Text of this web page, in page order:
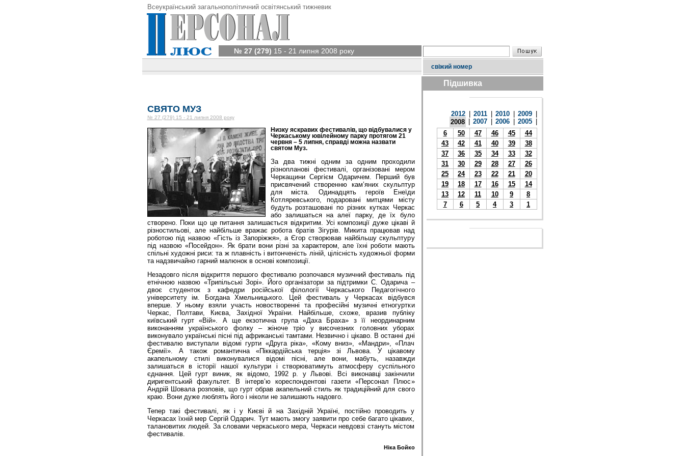
Всеукраїнський загальнополітичний освітянський тижневик
№ 27 (279) 15 - 21 липня 2008 року
свіжий номер
СВЯТО МУЗ
№ 27 (279) 15 - 21 липня 2008 року
Низку яскравих фестивалів, що відбувалися у
Черкаському ювілейному парку протягом 21
червня – 5 липня, справді можна назвати
святом Муз.
За два тижні одним за одним проходили
різнопланові фестивалі, організовані мером
Черкащини Сергієм Одаричем. Перший був
присвячений створенню кам’яних скульптур
для міста. Одинадцять героїв Енеїди
Котляревського, подаровані митцями місту
будуть розташовані по різних кутках Черкас
або залишаться на алеї парку, де їх було
створено. Поки що це питання залишається відкритим. Усі композиції дуже цікаві й
різностильові, але найбільше вражає робота братів Зігурів. Микита працював над
роботою під назвою «Гість із Запоріжжя», а Єгор створював найбільшу скульптуру
під назвою «Посейдон». Як брати вони різні за характером, але їхні роботи мають
спільні художні риси: та ж плавність і витонченість ліній, цілісність художньої форми
та надзвичайно гарний малюнок в основі композиції.
Незадовго після відкриття першого фестивалю розпочався музичний фестиваль під
етнічною назвою «Трипільські Зорі». Його організатори за підтримки С. Одарича –
двоє студенток з кафедри російської філології Черкаського Педагогічного
університету ім. Богдана Хмельницького. Цей фестиваль у Черкасах відбувся
вперше. У ньому взяли участь новостворенні та професійні музичні етногуртки
Черкас, Полтави, Києва, Західної України. Найбільше, схоже, вразив публіку
київський гурт «Вій». А ще екзотична група «Даха Браха» з її неординарним
виконанням українського фолку – жіноче тріо у височезних головних уборах
виконувало українські пісні під африканські тамтами. Незвично і цікаво. В останні дні
фестивалю виступали відомі гурти «Друга ріка», «Кому вниз», «Мандри», «Плач
Єремії». А також романтична «Піккардійська терція» зі Львова. У цікавому
акапельному стилі виконувалися відомі пісні, але вони, мабуть, назавжди
залишаться в історії нашої культури і створюватимуть атмосферу суспільного
єднання. Цей гурт виник, як відомо, 1992 р. у Львові. Всі виконавці закінчили
диригентський факультет. В інтерв’ю кореспондентові газети «Персонал Плюс»
Андрій Шовала розповів, що гурт обрав акапельний стиль як традиційний для свого
краю. Вони дуже люблять його і ніколи не залишають надовго.
Тепер такі фестивалі, як і у Києві й на Західній Україні, постійно проводить у
Черкасах їхній мер Сергій Одарич. Тут мають змогу заявити про себе багато цікавих,
талановитих людей. За словами черкаського мера, Черкаси невдовзі стануть містом
фестивалів.
Ніка Бойко
Підшивка
2012 2011 2010 2009
2008
2007 2006 2005
6
50 47 46 45
44
43
42 41 40 39
38
37
36 35 34 33
32
31
30 29 28 27
26
25
24 23 22 21
20
19
18 17 16 15
14
13
12 11 10 9
8
7
6 5 4 3 1